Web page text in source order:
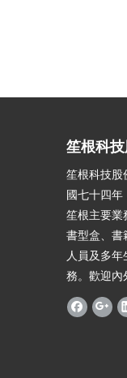
笙根科技
笙根科技股
國七十四年
笙根主要業
書型盒、書
人員及多
務。歡迎內